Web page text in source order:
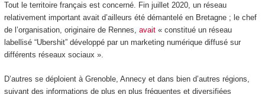
Tout le territoire français est concerné. Fin juillet 2020, un réseau
relativement important avait d’ailleurs été démantelé en Bretagne ; le chef
de l’organisation, originaire de Rennes, avait« constitué un réseau
labellisé “Ubershit” développé par un marketing numérique diffusé sur
différents réseaux sociaux ».
D’autres se déploient à Grenoble, Annecy et dans bien d’autres régions,
suivant des informations de plus en plus fréquentes et diversifiées